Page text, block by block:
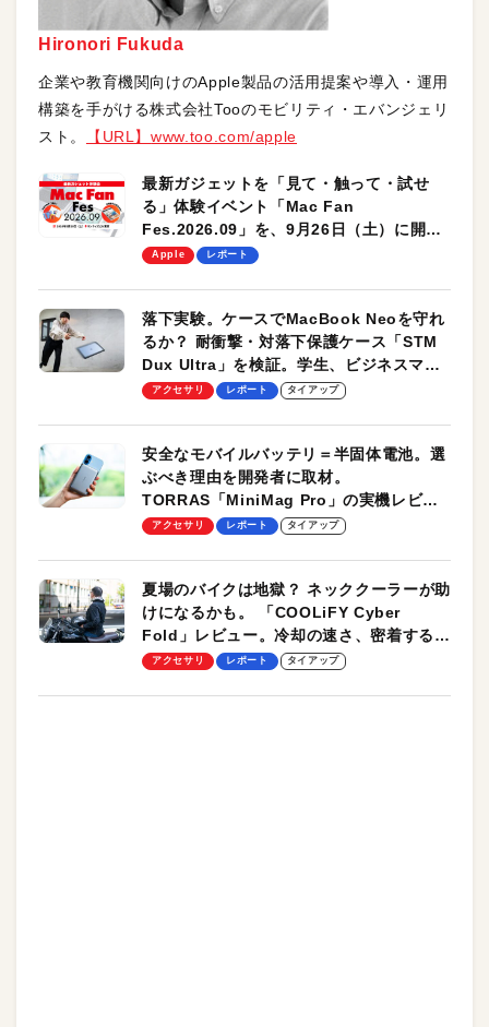
Hironori Fukuda
企業や教育機関向けのApple製品の活用提案や導入・運用
構築を手がける株式会社Tooのモビリティ・エバンジェリ
スト。
【URL】www.too.com/apple
最新ガジェットを「見て・触って・試せ
る」体験イベント「Mac Fan
Fes.2026.09」を、9月26日（土）に開催
します！
Apple レポート
落下実験。ケースでMacBook Neoを守れ
るか？ 耐衝撃・対落下保護ケース「STM
Dux Ultra」を検証。学生、ビジネスマン
のモバイルユースに最適！
アクセサリ レポート タイアップ
安全なモバイルバッテリ＝半固体電池。選
ぶべき理由を開発者に取材。
TORRAS「MiniMag Pro」の実機レビュ
ーも
アクセサリ レポート タイアップ
夏場のバイクは地獄？ ネッククーラーが助
けになるかも。 「COOLiFY Cyber
Fold」レビュー。冷却の速さ、密着する冷
却プレート、シンプルな操作性がグッド！
アクセサリ レポート タイアップ